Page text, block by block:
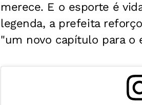
merece. E o esporte é
legenda, a prefeita
"um novo capítulo para o